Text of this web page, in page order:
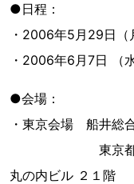
●日程：
・2006年5月29日
・2006年6月7日
●会場：
・東京会場 船井総
東京都千代田
丸の内ビル ２１階